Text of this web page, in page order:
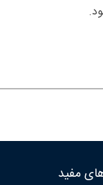
مفید